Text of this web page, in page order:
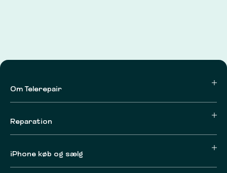
Om Telerepair
Reparation
iPhone køb og sælg